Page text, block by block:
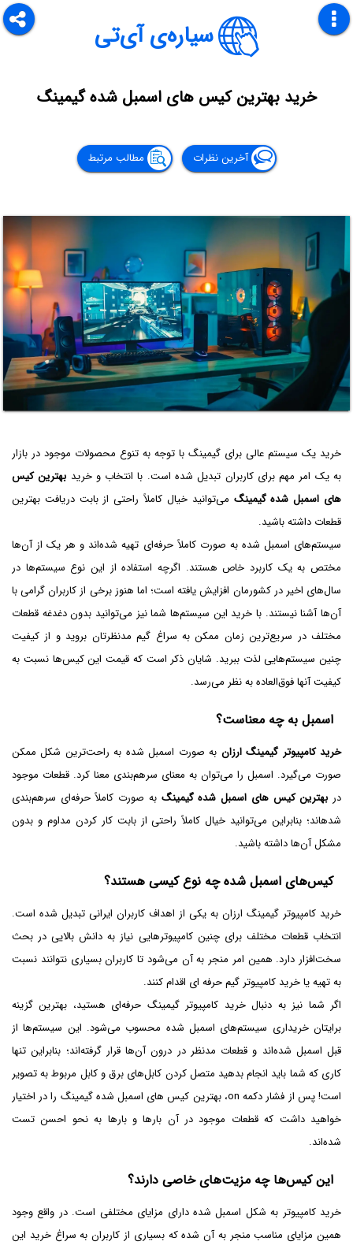
سیاره‌ی آی‌تی
خرید بهترین کیس های اسمبل شده گیمینگ
آخرین نظرات مطالب مرتبط
خرید یک سیستم عالی برای گیمینگ با توجه به تنوع محصولات موجود در بازار
به یک امر مهم برای کاربران تبدیل شده است. با انتخاب و خرید بهترین کیس
های اسمبل شده گیمینگ می‌توانید خیال کاملاً راحتی از بابت دریافت بهترین
قطعات داشته باشید.
سیستم‌های اسمبل شده به صورت کاملاً حرفه‌ای تهیه شده‌اند و هر یک از آن‌ها
مختص به یک کاربرد خاص هستند. اگرچه استفاده از این نوع سیستم‌ها در
سال‌های اخیر در کشورمان افزایش یافته است؛ اما هنوز برخی از کاربران گرامی با
آن‌ها آشنا نیستند. با خرید این سیستم‌ها شما نیز می‌توانید بدون دغدغه قطعات
مختلف در سریع‌ترین زمان ممکن به سراغ گیم مدنظرتان بروید و از کیفیت
چنین سیستم‌هایی لذت ببرید. شایان ذکر است که قیمت این کیس‌ها نسبت به
کیفیت آنها فوق‌العاده به نظر می‌رسد.
اسمبل به چه معناست؟
خرید کامپیوتر گیمینگ ارزان به صورت اسمبل شده به راحت‌ترین شکل ممکن
صورت می‌گیرد. اسمبل را می‌توان به معنای سرهم‌بندی معنا کرد. قطعات موجود
در بهترین کیس های اسمبل شده گیمینگ به صورت کاملاً حرفه‌ای سرهم‌بندی
شده­اند؛ بنابراین می‌توانید خیال کاملاً راحتی از بابت کار کردن مداوم و بدون
مشکل آن‌ها داشته باشید.
کیس‌های اسمبل شده چه نوع کیسی هستند؟
خرید کامپیوتر گیمینگ ارزان به یکی از اهداف کاربران ایرانی تبدیل شده است.
انتخاب قطعات مختلف برای چنین کامپیوترهایی نیاز به دانش بالایی در بحث
سخت‌افزار دارد. همین امر منجر به آن می‌شود تا کاربران بسیاری نتوانند نسبت
به تهیه یا خرید کامپیوتر گیم حرفه ای اقدام کنند.
اگر شما نیز به دنبال خرید کامپیوتر گیمینگ حرفه‌ای هستید، بهترین گزینه
برایتان خریداری سیستم‌های اسمبل شده محسوب می‌شود. این سیستم‌ها از
قبل اسمبل شده‌اند و قطعات مدنظر در درون‌ آن‌ها قرار گرفته‌اند؛ بنابراین تنها
کاری که شما باید انجام بدهید متصل کردن کابل‌های برق و کابل مربوط به تصویر
است! پس از فشار دکمه on، بهترین کیس های اسمبل شده گیمینگ را در اختیار
خواهید داشت که قطعات موجود در آن بارها و بارها به نحو احسن تست
شده‌اند.
این کیس‌ها چه مزیت‌های خاصی دارند؟
خرید کامپیوتر به شکل اسمبل ‌شده دارای مزایای مختلفی است. در واقع وجود
همین مزایای مناسب منجر به آن شده که بسیاری از کاربران به سراغ خرید این